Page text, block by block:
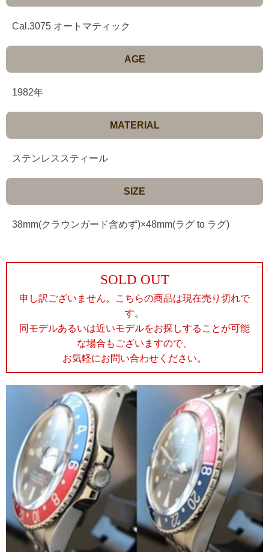
Cal.3075 オートマティック
AGE
1982年
MATERIAL
ステンレススティール
SIZE
38mm(クラウンガード含めず)×48mm(ラグ to ラグ)
SOLD OUT
申し訳ございません。こちらの商品は現在売り切れで
す。
同モデルあるいは近いモデルをお探しすることが可能
な場合もございますので、
お気軽にお問い合わせください。